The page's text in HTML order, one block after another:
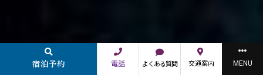
宿泊予約 電話 よくある質問 交通案内 MENU